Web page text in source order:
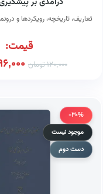
تعاریف، تاریخچه، رویکردها و
قیمت:
120,000تومان
-30%
موجود نیست
دست دوم